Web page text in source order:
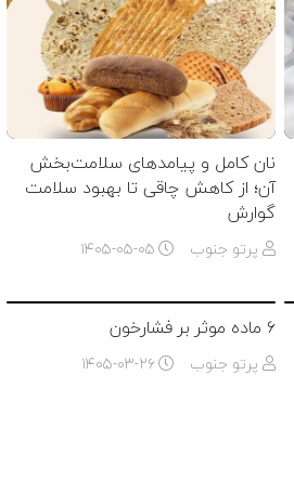
نان کامل و پیامدهای سلامت‌بخش
آن؛ از کاهش چاقی تا بهبود سلامت
گوارش
پرتو جنوب ۱۴۰۵-۰۵-۰۵
۶ ماده موثر بر فشارخون
پرتو جنوب ۱۴۰۵-۰۳-۲۶